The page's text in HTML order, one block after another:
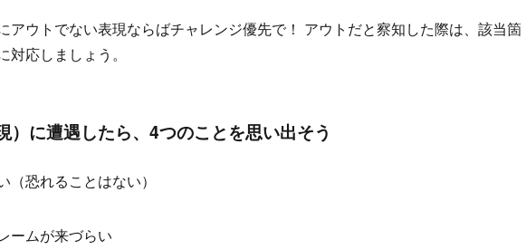
アウトでない表現ならばチャレンジ優先で！ アウトだと察知した際は、該当箇
応しましょう。
）に遭遇したら、4つのことを思い出そう
（恐れることはない）
ームが来づらい